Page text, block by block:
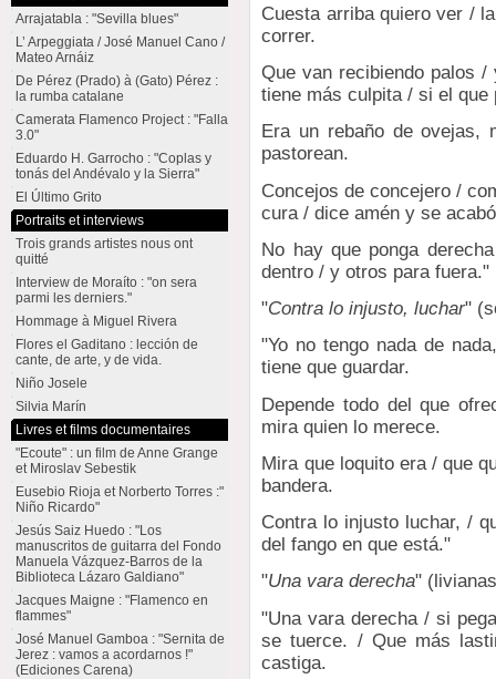
Cuesta arriba quiero ver /
correr.
Que van recibiendo palos
tiene más culpita / si el que
Era un rebaño de
pastorean.
Concejos de concejero /
cura / dice amén y se
No hay que ponga
dentro / y otros para fuera."
"Contra lo injusto, luchar"
"Yo no tengo nada de
tiene que guardar.
Depende todo del que
mira quien lo merece.
Mira que loquito era / que
bandera.
Contra lo injusto luchar, /
del fango en que está."
"Una vara derecha"
"Una vara derecha / si
se tuerce. / Que más
castiga.
Arrajatabla : "Sevilla blues"
L’ Arpeggiata / José Manuel Cano /
Mateo Arnáiz
De Pérez (Prado) à (Gato) Pérez :
la rumba catalane
Camerata Flamenco Project : "Falla
3.0"
Eduardo H. Garrocho : "Coplas y
tonás del Andévalo y la Sierra"
El Último Grito
Portraits et interviews
Trois grands artistes nous ont
quitté
Interview de Moraíto : "on sera
parmi les derniers."
Hommage à Miguel Rivera
Flores el Gaditano : lección de
cante, de arte, y de vida.
Niño Josele
Silvia Marín
Livres et films documentaires
"Ecoute" : un film de Anne Grange
et Miroslav Sebestik
Eusebio Rioja et Norberto Torres :"
Niño Ricardo"
Jesús Saiz Huedo : "Los
manuscritos de guitarra del Fondo
Manuela Vázquez-Barros de la
Biblioteca Lázaro Galdiano"
Jacques Maigne : "Flamenco en
flammes"
José Manuel Gamboa : "Sernita de
Jerez : vamos a acordarnos !"
(Ediciones Carena)